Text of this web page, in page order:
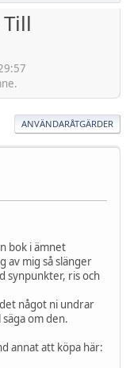
ANVÄNDARÅTGÄRDER
bok i ämnet
av mig så slänger
synpunkter, ris och
något ni undrar
om den.
annat att köpa här: